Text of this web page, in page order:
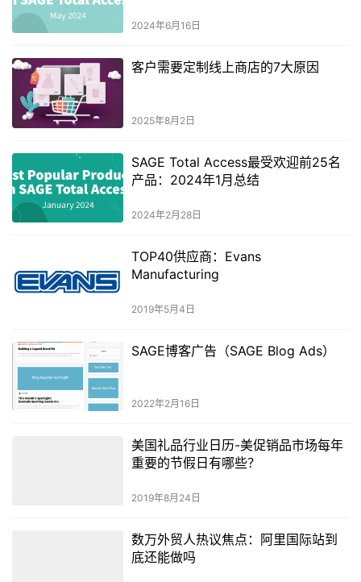
2024年6月16日
客户需要定制线上商店的7大原因
2025年8月2日
SAGE Total Access最受欢迎前25名
产品：2024年1月总结
2024年2月28日
TOP40供应商：Evans
Manufacturing
2019年5月4日
SAGE博客广告（SAGE Blog Ads）
2022年2月16日
美国礼品行业日历-美促销品市场每年
重要的节假日有哪些？
2019年8月24日
数万外贸人热议焦点：阿里国际站到
底还能做吗